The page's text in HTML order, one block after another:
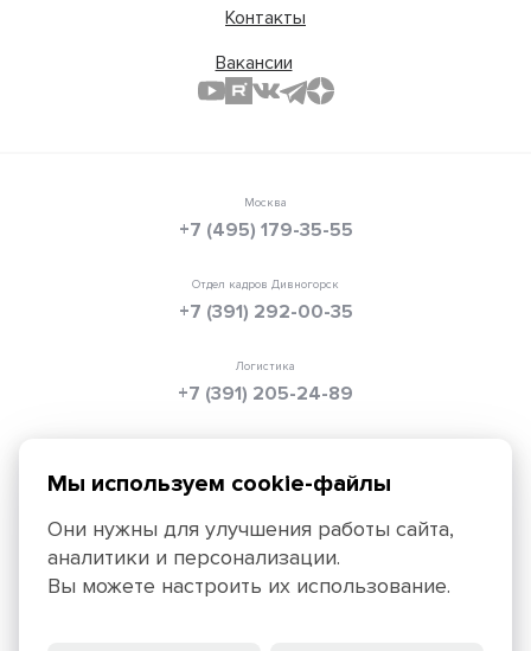
Контакты
Вакансии
Москва
+7 (495) 179-35-55
Отдел кадров Дивногорск
+7 (391) 292-00-35
Логистика
+7 (391) 205-24-89
info@texpolimer.ru
Красноярск, 660099, ул. Ады Лебедевой, 152,
Мы используем cookie-файлы
Они нужны для улучшения работы сайта,
аналитики и персонализации.
Вы можете настроить их использование.